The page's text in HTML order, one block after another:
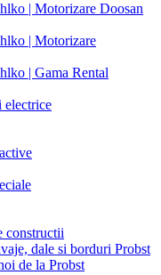
| Motorizare Doosan
| Motorizare
| Gama Rental
electrice
constructii
dale si borduri Probst
de la Probst